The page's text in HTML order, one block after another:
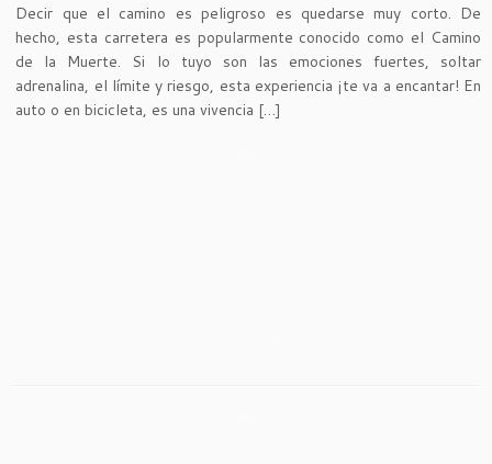
Decir que el camino es peligroso es quedarse muy corto. De
hecho, esta carretera es popularmente conocido como el Camino
de la Muerte. Si lo tuyo son las emociones fuertes, soltar
adrenalina, el límite y riesgo, esta experiencia ¡te va a encantar! En
auto o en bicicleta, es una vivencia […]